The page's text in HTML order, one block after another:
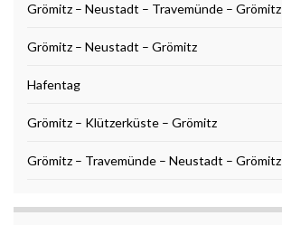
Grömitz – Neustadt – Travemünde – Grömitz
Grömitz – Neustadt – Grömitz
Hafentag
Grömitz – Klützerküste – Grömitz
Grömitz – Travemünde – Neustadt – Grömitz